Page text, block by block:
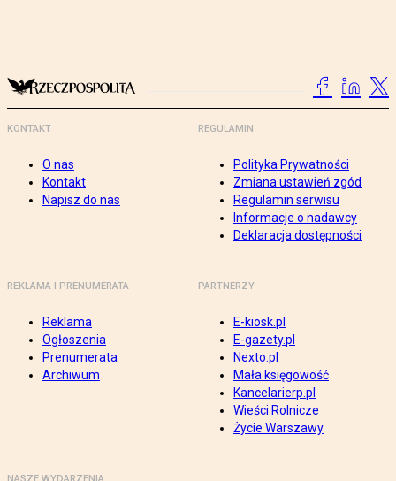
KONTAKT
O nas
Kontakt
Napisz do nas
REGULAMIN
Polityka Prywatności
Zmiana ustawień zgód
Regulamin serwisu
Informacje o nadawcy
Deklaracja dostępności
REKLAMA I PRENUMERATA
Reklama
Ogłoszenia
Prenumerata
Archiwum
PARTNERZY
E-kiosk.pl
E-gazety.pl
Nexto.pl
Mała księgowość
Kancelarierp.pl
Wieści Rolnicze
Życie Warszawy